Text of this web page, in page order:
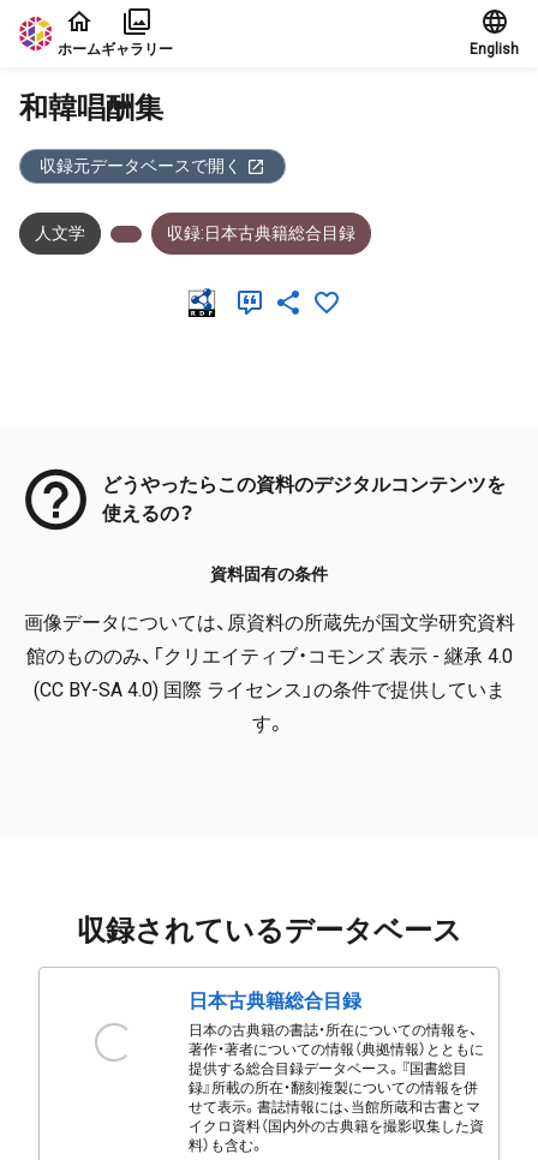
本文に飛ぶ
ホームギャラリー English
和韓唱酬集
収録元データベースで開く
人文学 収録:日本古典籍総合目録
どうやったらこの資料のデジタルコンテンツを
使えるの？
資料固有の条件
画像データについては、原資料の所蔵先が国文学研究資料
館のもののみ、「クリエイティブ・コモンズ 表示 - 継承 4.0
(CC BY-SA 4.0) 国際 ライセンス」の条件で提供していま
す。
収録されているデータベース
日本古典籍総合目録
日本の古典籍の書誌・所在についての情報を、
著作・著者についての情報（典拠情報）とともに
提供する総合目録データベース。『国書総目
録』所載の所在・翻刻複製についての情報を併
せて表示。書誌情報には、当館所蔵和古書とマ
イクロ資料（国内外の古典籍を撮影収集した資
料）も含む。